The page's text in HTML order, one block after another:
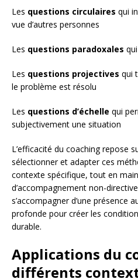
Les questions circulaires qui
vue d’autres personnes
Les questions paradoxales
Les questions projectives qui
le problème est résolu
Les questions d’échelle qui
subjectivement une situation
L’efficacité du coaching repose
sélectionner et adapter ces
contexte spécifique, tout en
d’accompagnement non-
s’accompagner d’une présence
profonde pour créer les
durable.
Applications du
différents